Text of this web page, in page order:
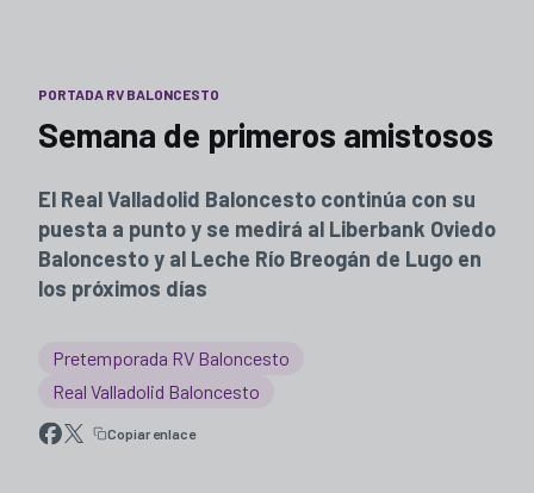
PORTADA RV BALONCESTO
Semana de primeros amistosos
El Real Valladolid Baloncesto continúa con su
puesta a punto y se medirá al Liberbank Oviedo
Baloncesto y al Leche Río Breogán de Lugo en
los próximos días
Pretemporada RV Baloncesto
Real Valladolid Baloncesto
Copiar enlace